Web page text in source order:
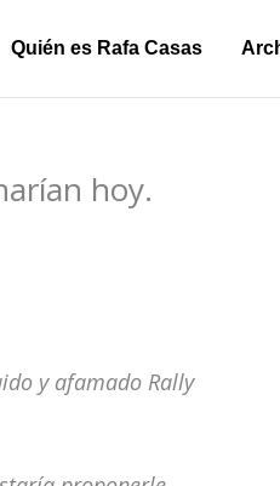
Quién es Rafa Casas
hoy.
y afamado Rally